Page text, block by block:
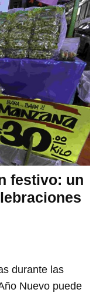
festivo: un
durante las
Nuevo puede